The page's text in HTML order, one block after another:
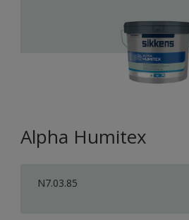
Alpha Humitex
N7.03.85